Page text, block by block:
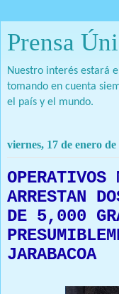
Prensa
Nuestro interés estará
tomando en cuenta
el país y el mundo.
viernes, 17 de enero de
OPERATIVOS
ARRESTAN
DE 5,000
JARABACOA